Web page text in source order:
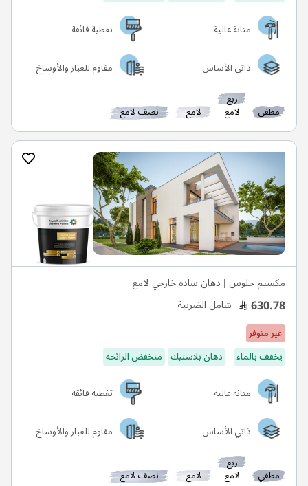
متانة عالية
تغطية فائقة
ذاتي الأساس
مقاوم للغبار والأوساخ
مطفي
ربع
لامع لامع نصف لامع
مكسيم جلوس | دهان سادة خارجي لامع
630.78 شامل الضريبة
غير متوفر
يخفف بالماء
دهان بلاستيك منخفض الرائحة
متانة عالية
تغطية فائقة
ذاتي الأساس
مقاوم للغبار والأوساخ
مطفي
ربع
لامع لامع نصف لامع